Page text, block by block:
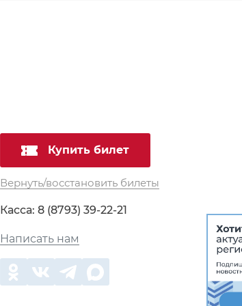
Купить билет
Вернуть/восстановить билеты
Касса: 8 (8793) 39-22-21
Написать нам